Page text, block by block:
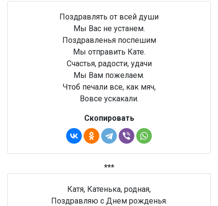
Поздравлять от всей души
Мы Вас не устанем.
Поздравленья поспешим
Мы отправить Кате.
Счастья, радости, удачи
Мы Вам пожелаем.
Чтоб печали все, как мяч,
Вовсе ускакали.
Скопировать
***
Катя, Катенька, родная,
Поздравляю с Днем рожденья.